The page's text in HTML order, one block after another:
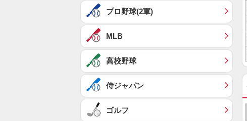
プロ野球(2軍)
MLB
高校野球
侍ジャパン
ゴルフ